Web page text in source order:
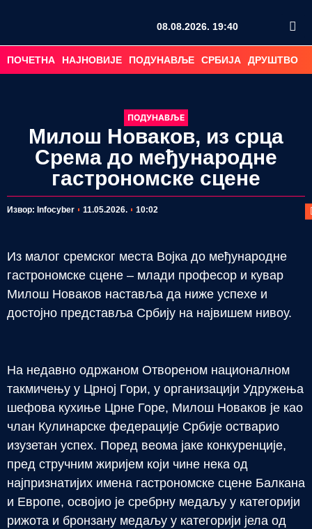
08.08.2026. 19:40
ПОЧЕТНА НАЈНОВИЈЕ ПОДУНАВЉЕ СРБИЈА ДРУШТВО
ПОДУНАВЉЕ
Милош Новаков, из срца
Срема до међународне
гастрономске сцене
Извор: Infocyber 11.05.2026. 10:02
Из малог сремског места Војка до међународне
гастрономске сцене – млади професор и кувар
Милош Новаков наставља да ниже успехе и
достојно представља Србију на највишем нивоу.
На недавно одржаном Отвореном националном
такмичењу у Црној Гори, у организацији Удружења
шефова кухиње Црне Горе, Милош Новаков је као
члан Кулинарске федерације Србије остварио
изузетан успех. Поред веома јаке конкуренције,
пред стручним жиријем који чине нека од
најпризнатијих имена гастрономске сцене Балкана
и Европе, освојио је сребрну медаљу у категорији
рижота и бронзану медаљу у категорији јела од